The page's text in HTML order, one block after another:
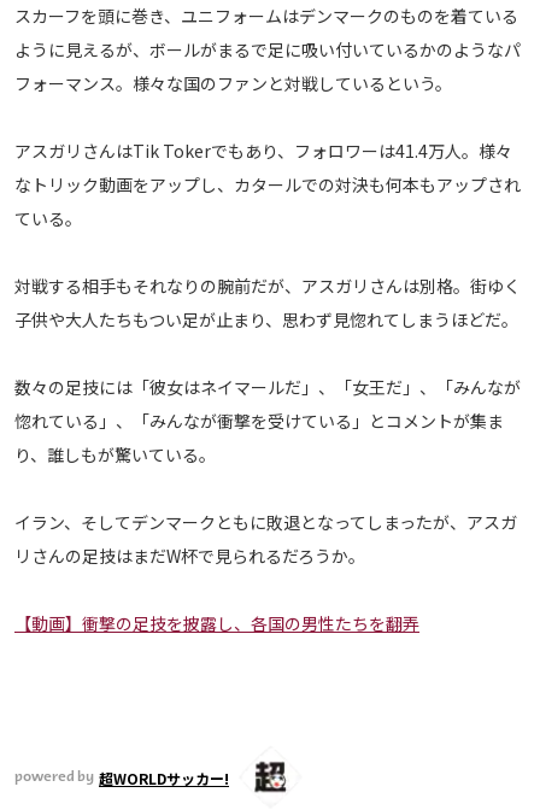
ご利用にあたって
プライバシーポリシー
お問い合わせ
Share
スカーフを頭に巻き、ユニフォームはデンマークのものを着ている
ように見えるが、ボールがまるで足に吸い付いているかのようなパ
フォーマンス。様々な国のファンと対戦しているという。
アスガリさんはTik Tokerでもあり、フォロワーは41.4万人。様々
なトリック動画をアップし、カタールでの対決も何本もアップされ
ている。
対戦する相手もそれなりの腕前だが、アスガリさんは別格。街ゆく
子供や大人たちもつい足が止まり、思わず見惚れてしまうほどだ。
数々の足技には「彼女はネイマールだ」、「女王だ」、「みんなが
惚れている」、「みんなが衝撃を受けている」とコメントが集ま
り、誰しもが驚いている。
イラン、そしてデンマークともに敗退となってしまったが、アスガ
リさんの足技はまだW杯で見られるだろうか。
【動画】衝撃の足技を披露し、各国の男性たちを翻弄
powered by 超WORLDサッカー!